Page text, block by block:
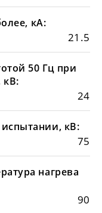
кА:
21.5
50 Гц при
кВ:
24
кВ:
75
нагрева
90